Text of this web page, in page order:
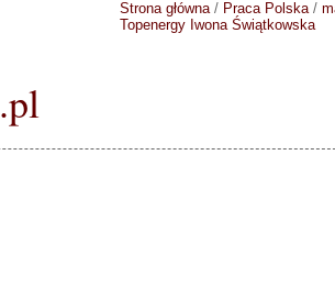
.pl
Strona główna/ Praca Polska/
Topenergy Iwona Świątkowska